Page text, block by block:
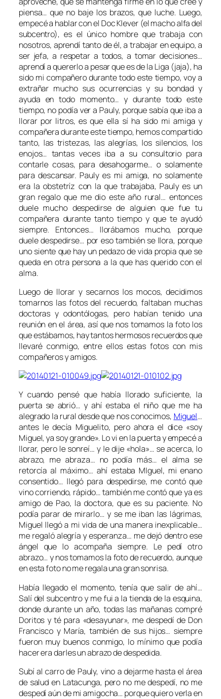
piensa… que no baje los brazos, que luche. Luego,
empecé a hablar con el Doc Klever (el macho alfa del
subcentro), es el único hombre que trabaja con
nosotros, aprendí tanto de él, a trabajar en equipo, a
ser jefa, a respetar a todos, a tomar decisiones…
aprendí a quererlo a pesar que es de la Liga (jaja), ha
sido mi compañero durante todo este tiempo, voy a
extrañar mucho sus ocurrencias y su bondad y
ayuda en todo momento… y durante todo este
tiempo, no podía ver a Pauly, porque sabía que iba a
llorar por litros, es que ella sí ha sido mi amiga y
compañera durante este tiempo, hemos compartido
tanto, las tristezas, las alegrías, los silencios, los
enojos… tantas veces iba a su consultorio para
contarle cosas, para desahogarme… o solamente
para descansar. Pauly es mi amiga, no solamente
era la obstetríz con la que trabajaba, Pauly es un
gran regalo que me dio este año rural… entonces
duele mucho despedirse de alguien que fue tu
compañera durante tanto tiempo y que te ayudó
siempre. Entonces… llorábamos mucho, porque
duele despedirse… por eso también se llora, porque
uno siente que hay un pedazo de vida propia que se
queda en otra persona a la que has querido con el
alma.
Luego de llorar y secarnos los mocos, decidimos
tomarnos las fotos del recuerdo, faltaban muchas
doctoras y odontólogas, pero habían tenido una
reunión en el área, así que nos tomamos la foto los
que estábamos, hay tantos hermosos recuerdos que
llevaré conmigo, entre ellos estas fotos con mis
compañeros y amigos.
Y cuando pensé que había llorado suficiente, la
puerta se abrió… y ahí estaba el niño que me ha
alegrado la rural desde que nos conocimos, Miguel…
antes le decía Miguelito, pero ahora el dice «soy
Miguel, ya soy grande». Lo vi en la puerta y empecé a
llorar, pero le sonreí… y le dije «hola»… se acerca, lo
abrazo, me abraza… no podía más… el alma se
retorcía al máximo… ahí estaba MIguel, mi enano
consentido… llegó para despedirse, me contó que
vino corriendo, rápido… también me contó que ya es
amigo de Pao, la doctora, que es su paciente. No
podía parar de mirarlo… y se me iban las lágrimas,
Miguel llegó a mi vida de una manera inexplicable…
me regaló alegría y esperanza… me dejó dentro ese
ángel que lo acompaña siempre. Le pedí otro
abrazo… y nos tomamos la foto de recuerdo, aunque
en esta foto no me regala una gran sonrisa.
Había llegado el momento, tenía que salir de ahí…
Salí del subcentro y me fui a la tienda de la esquina,
donde durante un año, todas las mañanas compré
Doritos y té para «desayunar», me despedí de Don
Francisco y María, también de sus hijos… siempre
fueron muy buenos conmigo, lo mínimo que podía
hacer era darles un abrazo de despedida.
Subí al carro de Pauly, vino a dejarme hasta el área
de salud en Latacunga, pero no me despedí, no me
despedí aún de mi amigocha… porque quiero verla en